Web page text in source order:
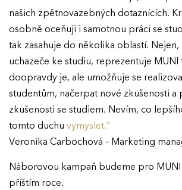
našich zpětnovazebných dotaznících.
osobně oceňuji i samotnou práci se
tak zasahuje do několika oblastí.
uchazeče ke studiu, reprezentuje MUNI
doopravdy je, ale umožňuje se
studentům, načerpat nové zkušenosti a
zkušenosti se studiem. Nevím, co
tomto duchu vymyslet.“
Veronika Carbochová – Marketing
Náborovou kampaň budeme pro
příštím roce.